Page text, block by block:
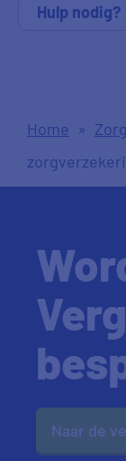
Hulp nodig?
Home »
Naar de